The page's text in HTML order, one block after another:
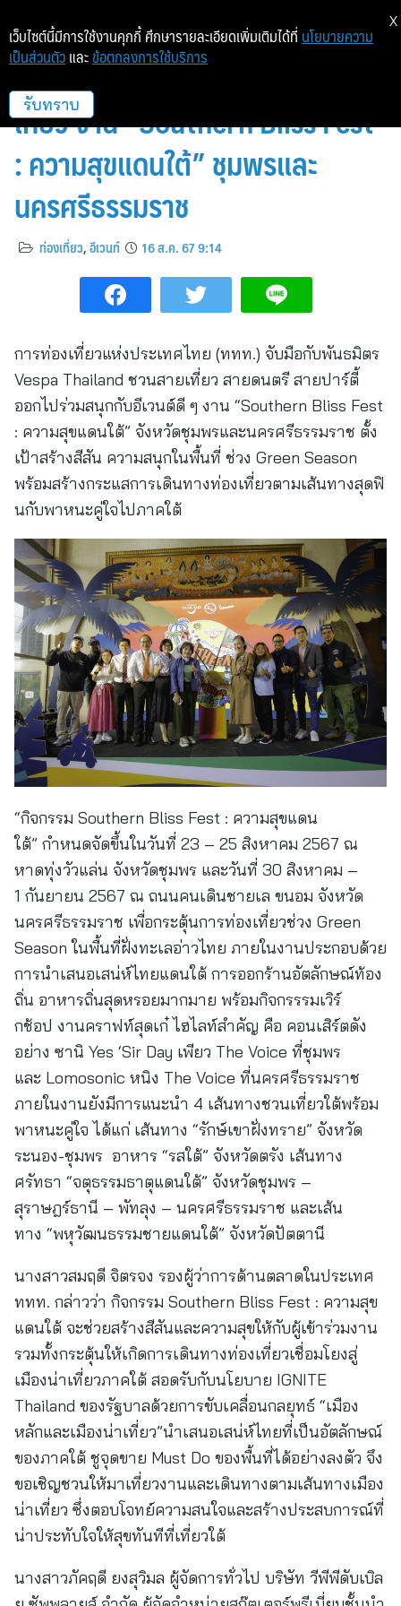
ททท. X Vespa Thailand ชวน
เที่ยว งาน “Southern Bliss Fest
: ความสุขแดนใต้” ชุมพรและ
นครศรีธรรมราช
ท่องเที่ยว,อีเวนท์ 16 ส.ค. 67 9:14
การท่องเที่ยวแห่งประเทศไทย (ททท.) จับมือกับพันธมิตร
Vespa Thailand ชวนสายเที่ยว สายดนตรี สายปาร์ตี้
ออกไปร่วมสนุกกับอีเวนต์ดี ๆ งาน “Southern Bliss Fest
: ความสุขแดนใต้” จังหวัดชุมพรและนครศรีธรรมราช ตั้ง
เป้าสร้างสีสัน ความสนุกในพื้นที่ ช่วง Green Season
พร้อมสร้างกระแสการเดินทางท่องเที่ยวตามเส้นทางสุดฟิ
นกับพาหนะคู่ใจไปภาคใต้
“กิจกรรม Southern Bliss Fest : ความสุขแดน
ใต้” กำหนดจัดขึ้นในวันที่ 23 – 25 สิงหาคม 2567 ณ
หาดทุ่งวัวแล่น จังหวัดชุมพร และวันที่ 30 สิงหาคม –
1 กันยายน 2567 ณ ถนนคนเดินชายเล ขนอม จังหวัด
นครศรีธรรมราช เพื่อกระตุ้นการท่องเที่ยวช่วง Green
Season ในพื้นที่ฝั่งทะเลอ่าวไทย ภายในงานประกอบด้วย
การนำเสนอเสน่ห์ไทยแดนใต้ การออกร้านอัตลักษณ์ท้อง
ถิ่น อาหารถิ่นสุดหรอยมากมาย พร้อมกิจกรรรมเวิร์
กช้อป งานคราฟท์สุดเก๋ ไฮไลท์สำคัญ คือ คอนเสิร์ตดัง
อย่าง ซานิ Yes ‘Sir Day เพียว The Voice ที่ชุมพร
และ Lomosonic หนิง The Voice ที่นครศรีธรรมราช
ภายในงานยังมีการแนะนำ 4 เส้นทางชวนเที่ยวใต้พร้อม
พาหนะคู่ใจ ได้แก่ เส้นทาง “รักษ์เขาฝั่งทราย” จังหวัด
ระนอง-ชุมพร อาหาร “รสใต้” จังหวัดตรัง เส้นทาง
ศรัทธา “จตุธรรมธาตุแดนใต้” จังหวัดชุมพร –
สุราษฎร์ธานี – พัทลุง – นครศรีธรรมราช และเส้น
ทาง “พหุวัฒนธรรมชายแดนใต้” จังหวัดปัตตานี
นางสาวสมฤดี จิตรจง รองผู้ว่าการด้านตลาดในประเทศ
ททท. กล่าวว่า กิจกรรม Southern Bliss Fest : ความสุข
แดนใต้ จะช่วยสร้างสีสันและความสุขให้กับผู้เข้าร่วมงาน
รวมทั้งกระตุ้นให้เกิดการเดินทางท่องเที่ยวเชื่อมโยงสู่
เมืองน่าเที่ยวภาคใต้ สอดรับกับนโยบาย IGNITE
Thailand ของรัฐบาลด้วยการขับเคลื่อนกลยุทธ์ “เมือง
หลักและเมืองน่าเที่ยว”นำเสนอเสน่ห์ไทยที่เป็นอัตลักษณ์
ของภาคใต้ ชูจุดขาย Must Do ของพื้นที่ได้อย่างลงตัว จึง
ขอเชิญชวนให้มาเที่ยวงานและเดินทางตามเส้นทางเมือง
น่าเที่ยว ซึ่งตอบโจทย์ความสนใจและสร้างประสบการณ์ที่
น่าประทับใจให้สุขทันทีที่เที่ยวใต้
นางสาวภัคฤดี ยงสุวิมล ผู้จัดการทั่วไป บริษัท วีพีพีดับเบิล
เว็บไซต์นี้มีการใช้งานคุกกี้ ศึกษารายละเอียดเพิ่มเติมได้ที่ นโยบายความ
เป็นส่วนตัว และ ข้อตกลงการใช้บริการ
รับทราบ
X